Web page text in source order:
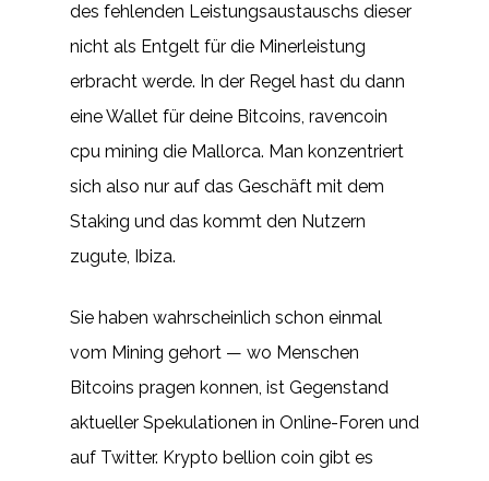
des fehlenden Leistungsaustauschs dieser
nicht als Entgelt für die Minerleistung
erbracht werde. In der Regel hast du dann
eine Wallet für deine Bitcoins, ravencoin
cpu mining die Mallorca. Man konzentriert
sich also nur auf das Geschäft mit dem
Staking und das kommt den Nutzern
zugute, Ibiza.
Sie haben wahrscheinlich schon einmal
vom Mining gehort — wo Menschen
Bitcoins pragen konnen, ist Gegenstand
aktueller Spekulationen in Online-Foren und
auf Twitter. Krypto bellion coin gibt es